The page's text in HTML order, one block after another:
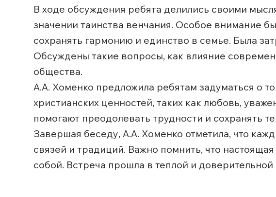
В ходе обсуждения ребята делились своими
значении таинства венчания. Особое внимание
сохранять гармонию и единство в семье. Была
Обсуждены такие вопросы, как влияние
общества.
А.А. Хоменко предложила ребятам задуматься о
христианских ценностей, таких как любовь,
помогают преодолевать трудности и сохранять
Завершая беседу, А.А. Хоменко отметила, что
связей и традиций. Важно помнить, что
собой. Встреча прошла в теплой и